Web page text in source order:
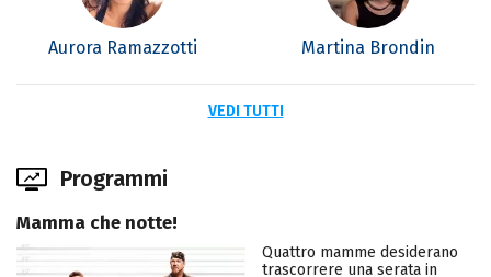
Aurora Ramazzotti Martina Brondin
VEDI TUTTI
Programmi
Mamma che notte!
Quattro mamme desiderano
trascorrere una serata in